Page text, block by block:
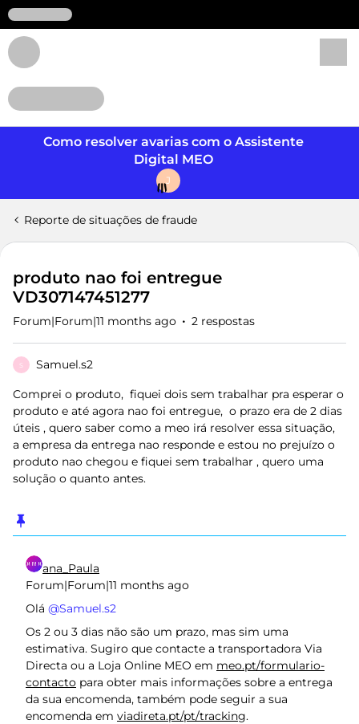
Como resolver avarias com o Assistente
Digital MEO
J
Reporte de situações de fraude
produto nao foi entregue
VD307147451277
Forum|Forum|11 months ago 2 respostas
S Samuel.s2
Comprei o produto, fiquei dois sem trabalhar pra esperar o
produto e até agora nao foi entregue, o prazo era de 2 dias
úteis , quero saber como a meo irá resolver essa situação,
a empresa da entrega nao responde e estou no prejuízo o
produto nao chegou e fiquei sem trabalhar , quero uma
solução o quanto antes.
ana_Paula
Forum|Forum|11 months ago
Olá ​ @Samuel.s2
Os 2 ou 3 dias não são um prazo, mas sim uma
estimativa. Sugiro que contacte a transportadora Via
Directa ou a Loja Online MEO em meo.pt/formulario-
contacto para obter mais informações sobre a entrega
da sua encomenda, também pode seguir a sua
encomenda em viadireta.pt/pt/tracking.